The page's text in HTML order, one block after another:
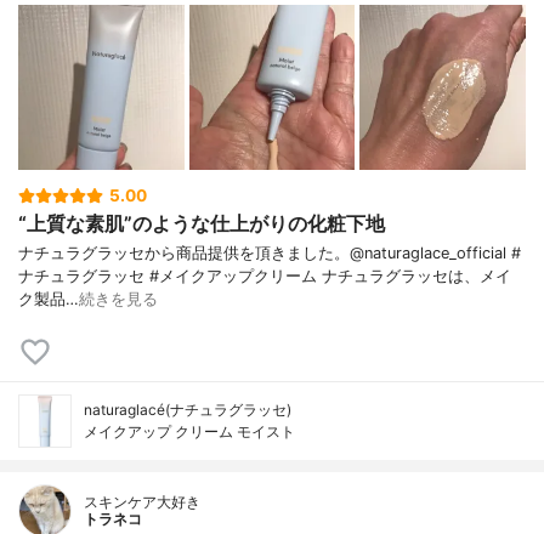
5.00
“上質な素肌”のような仕上がりの化粧下地
ナチュラグラッセから商品提供を頂きました。@naturaglace_official #
ナチュラグラッセ #メイクアップクリーム ナチュラグラッセは、メイ
ク製品…続きを見る
naturaglacé(ナチュラグラッセ)
メイクアップ クリーム モイスト
スキンケア大好き
トラネコ